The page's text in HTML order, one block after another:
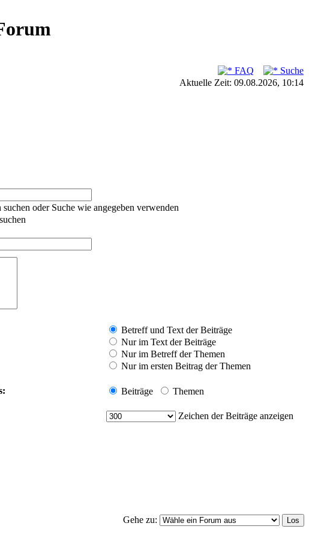
FAQ
Suche
Aktuelle Zeit: 09.08.2026, 10:14
oder Suche wie angegeben verwenden
Betreff und Text der Beiträge
Nur im Text der Beiträge
Nur im Betreff der Themen
Nur im ersten Beitrag der Themen
Beiträge Themen
Zeichen der Beiträge anzeigen
Gehe zu: